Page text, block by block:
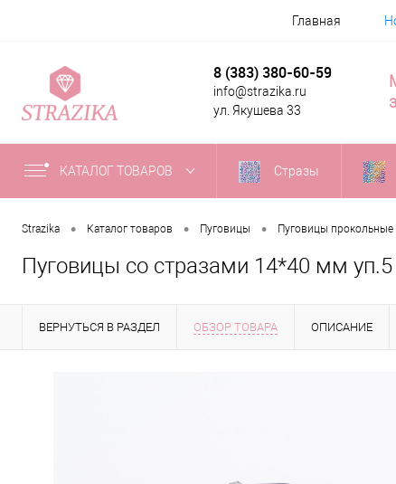
Главная
8 (383) 380-60-59
info@strazika.ru
ул. Якушева 33
КАТАЛОГ ТОВАРОВ Стразы
Strazika • Каталог товаров • Пуговицы • Пуговицы прокольные
Пуговицы со стразами 14*40 мм
ВЕРНУТЬСЯ В РАЗДЕЛ ОБЗОР ТОВАРА ОПИСАНИЕ